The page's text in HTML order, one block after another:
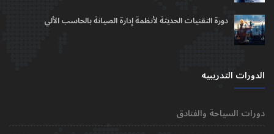
دورة التقنيات الحديثة لأنظمة إدارة الصيانة بالحاسب الألي
الدورات التدريبيه
دورات السياحة والفنادق